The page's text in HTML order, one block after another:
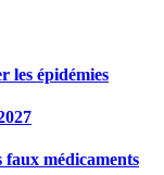
les épidémies
faux médicaments